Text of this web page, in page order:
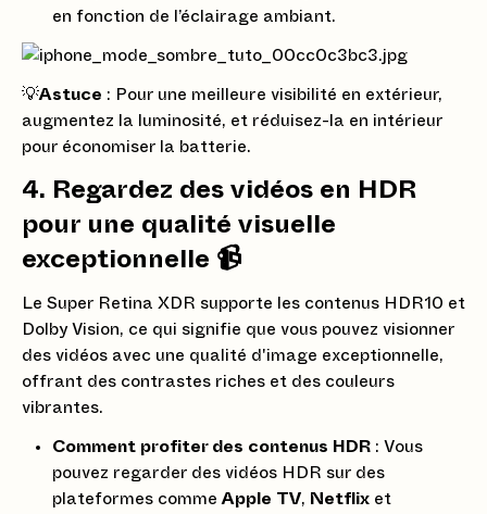
en fonction de l’éclairage ambiant.
💡Astuce : Pour une meilleure visibilité en extérieur,
augmentez la luminosité, et réduisez-la en intérieur
pour économiser la batterie.
4. Regardez des vidéos en HDR
pour une qualité visuelle
exceptionnelle 📹
Le Super Retina XDR supporte les contenus HDR10 et
Dolby Vision, ce qui signifie que vous pouvez visionner
des vidéos avec une qualité d'image exceptionnelle,
offrant des contrastes riches et des couleurs
vibrantes.
Comment profiter des contenus HDR : Vous
pouvez regarder des vidéos HDR sur des
plateformes comme Apple TV, Netflix et